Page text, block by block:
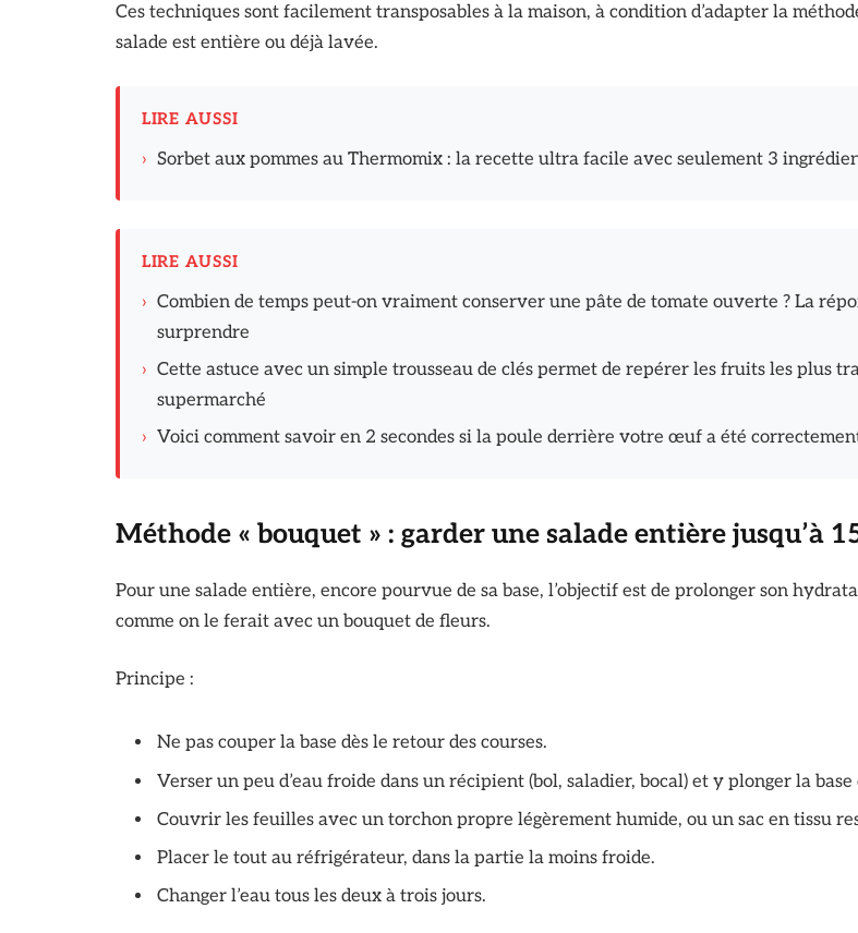
Ces techniques sont facilement transposables à la maison, à condition d’adapter la
salade est entière ou déjà lavée.
LIRE AUSSI
› Sorbet aux pommes au Thermomix : la recette ultra facile avec seulement 3
LIRE AUSSI
› Combien de temps peut-on vraiment conserver une pâte de tomate ouverte ? La
surprendre
› Cette astuce avec un simple trousseau de clés permet de repérer les fruits les plus
supermarché
› Voici comment savoir en 2 secondes si la poule derrière votre œuf a été
Méthode « bouquet » : garder une salade entière jusqu’à
Pour une salade entière, encore pourvue de sa base, l’objectif est de prolonger son
comme on le ferait avec un bouquet de fleurs.
Principe :
Ne pas couper la base dès le retour des courses.
Verser un peu d’eau froide dans un récipient (bol, saladier, bocal) et y plonger la base
Couvrir les feuilles avec un torchon propre légèrement humide, ou un sac en tissu
Placer le tout au réfrigérateur, dans la partie la moins froide.
Changer l’eau tous les deux à trois jours.